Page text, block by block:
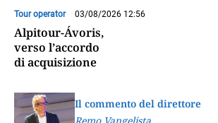
Tour operator 03/08/2026 12:56
Alpitour-Ávoris,
verso l’accordo
di acquisizione
Il commento del direttore